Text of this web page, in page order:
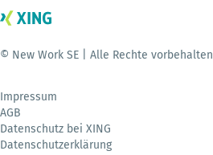
© New Work SE | Alle Rechte vorbehalten
Impressum
AGB
Datenschutz bei XING
Datenschutzerklärung